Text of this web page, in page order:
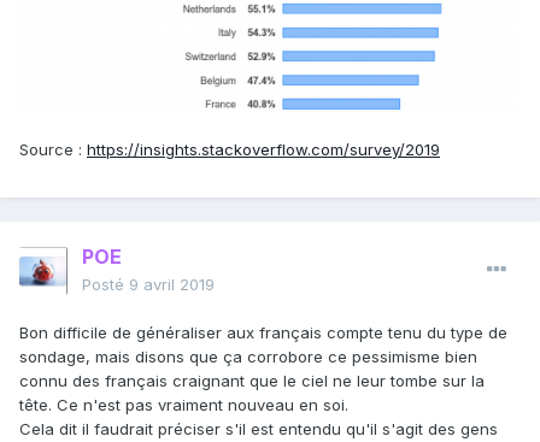
Source : https://insights.stackoverflow.com/survey/2019
POE
Posté 9 avril 2019
Bon difficile de généraliser aux français compte tenu du type de
sondage, mais disons que ça corrobore ce pessimisme bien
connu des français craignant que le ciel ne leur tombe sur la
tête. Ce n'est pas vraiment nouveau en soi.
Cela dit il faudrait préciser s'il est entendu qu'il s'agit des gens